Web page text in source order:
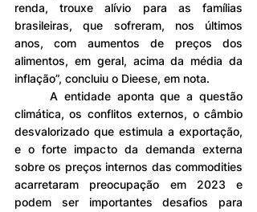
renda, trouxe alívio para as famílias
brasileiras, que sofreram, nos últimos
anos, com aumentos de preços dos
alimentos, em geral, acima da média da
inflação”, concluiu o Dieese, em nota.
climática, os conflitos externos, o câmbio
desvalorizado que estimula a exportação,
e o forte impacto da demanda externa
sobre os preços internos das commodities
acarretaram preocupação em 2023 e
podem ser importantes desafios para